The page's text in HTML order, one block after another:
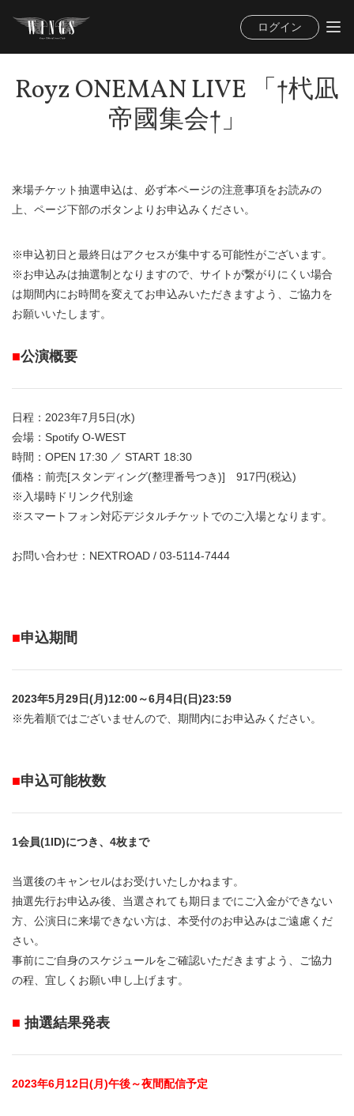
ログイン
Royz ONEMAN LIVE 「†杙凪
帝國集会†」
来場チケット抽選申込は、必ず本ページの注意事項をお読みの
上、ページ下部のボタンよりお申込みください。
※申込初日と最終日はアクセスが集中する可能性がございます。
※お申込みは抽選制となりますので、サイトが繋がりにくい場合
は期間内にお時間を変えてお申込みいただきますよう、ご協力を
お願いいたします。
■公演概要
日程：2023年7月5日(水)
会場：Spotify O-WEST
時間：OPEN 17:30 ／ START 18:30
価格：前売[スタンディング(整理番号つき)] 917円(税込)
※入場時ドリンク代別途
※スマートフォン対応デジタルチケットでのご入場となります。
お問い合わせ：NEXTROAD / 03-5114-7444
■申込期間
2023年5月29日(月)12:00～6月4日(日)23:59
※先着順ではございませんので、期間内にお申込みください。
■申込可能枚数
1会員(1ID)につき、4枚まで
当選後のキャンセルはお受けいたしかねます。
抽選先行お申込み後、当選されても期日までにご入金ができない
方、公演日に来場できない方は、本受付のお申込みはご遠慮くだ
さい。
事前にご自身のスケジュールをご確認いただきますよう、ご協力
の程、宜しくお願い申し上げます。
■ 抽選結果発表
2023年6月12日(月)午後～夜間配信予定